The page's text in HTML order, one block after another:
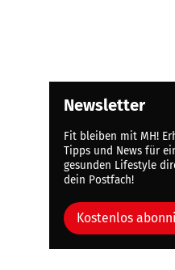
Newsletter
Fit bleiben mit MH!
Tipps und News für
gesunden Lifestyle
dein Postfach!
Kostenlos